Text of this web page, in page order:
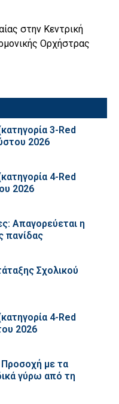
στην Κεντρική
Ορχήστρας
3-Red
2026
4-Red
2026
Απαγορεύεται η
πανίδας
Σχολικού
4-Red
2026
με τα
γύρω από τη